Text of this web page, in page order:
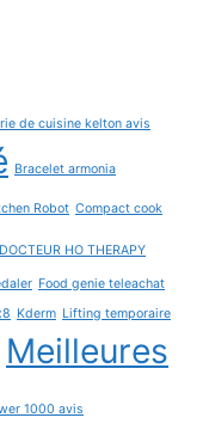
de cuisine kelton avis
Bracelet armonia
Robot Compact cook
DOCTEUR HO THERAPY
Food genie teleachat
Kderm Lifting temporaire
Meilleures
1000 avis